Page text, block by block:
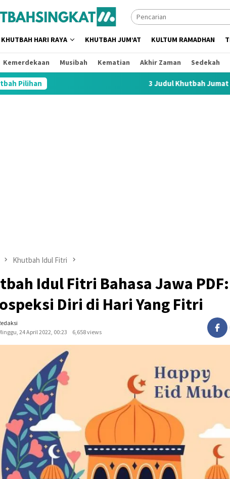
KHUTBAH HARI RAYA KHUTBAH JUM’AT KULTUM RAMADHAN
Kemerdekaan Musibah Kematian Akhir Zaman Sedekah
Pilihan 3 Judul Khutbah Jumat Menyambut Bulan
Khutbah Idul Fitri
Idul Fitri Bahasa Jawa PDF:
Diri di Hari Yang Fitri
24 April 2022, 00:23
6,658 views